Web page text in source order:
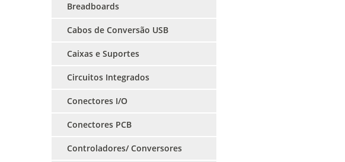
Breadboards
Cabos de Conversão USB
Caixas e Suportes
Circuitos Integrados
Conectores I/O
Conectores PCB
Controladores/ Conversores